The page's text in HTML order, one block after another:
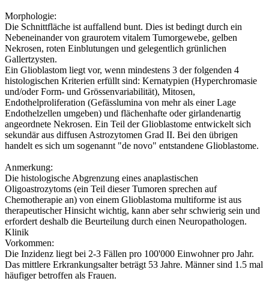
Morphologie:
Die Schnittfläche ist auffallend bunt. Dies ist bedingt durch ein
Nebeneinander von graurotem vitalem Tumorgewebe, gelben
Nekrosen, roten Einblutungen und gelegentlich grünlichen
Gallertzysten.
Ein Glioblastom liegt vor, wenn mindestens 3 der folgenden 4
histologischen Kriterien erfüllt sind: Kernatypien (Hyperchromasie
und/oder Form- und Grössenvariabilität), Mitosen,
Endothelproliferation (Gefässlumina von mehr als einer Lage
Endothelzellen umgeben) und flächenhafte oder girlandenartig
angeordnete Nekrosen. Ein Teil der Glioblastome entwickelt sich
sekundär aus diffusen Astrozytomen Grad II. Bei den übrigen
handelt es sich um sogenannt "de novo" entstandene Glioblastome.
Anmerkung:
Die histologische Abgrenzung eines anaplastischen
Oligoastrozytoms (ein Teil dieser Tumoren sprechen auf
Chemotherapie an) von einem Glioblastoma multiforme ist aus
therapeutischer Hinsicht wichtig, kann aber sehr schwierig sein und
erfordert deshalb die Beurteilung durch einen Neuropathologen.
Klinik
Vorkommen:
Die Inzidenz liegt bei 2-3 Fällen pro 100'000 Einwohner pro Jahr.
Das mittlere Erkrankungsalter beträgt 53 Jahre. Männer sind 1.5 mal
häufiger betroffen als Frauen.